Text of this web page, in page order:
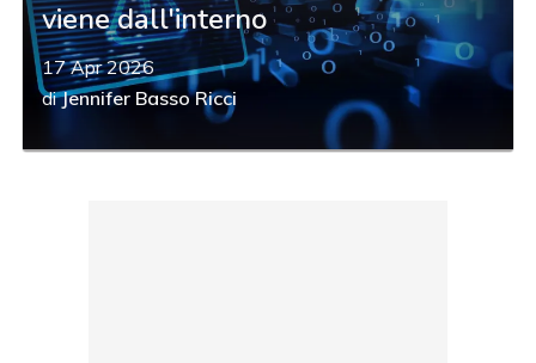
viene dall'interno
17 Apr 2026
diJennifer Basso Ricci